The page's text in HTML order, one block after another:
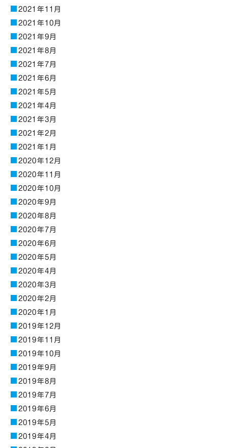
2021年11月
2021年10月
2021年9月
2021年8月
2021年7月
2021年6月
2021年5月
2021年4月
2021年3月
2021年2月
2021年1月
2020年12月
2020年11月
2020年10月
2020年9月
2020年8月
2020年7月
2020年6月
2020年5月
2020年4月
2020年3月
2020年2月
2020年1月
2019年12月
2019年11月
2019年10月
2019年9月
2019年8月
2019年7月
2019年6月
2019年5月
2019年4月